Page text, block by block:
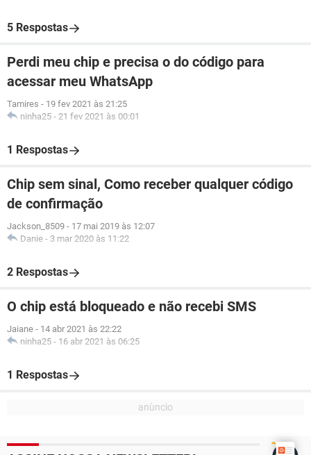
5 Respostas
Perdi meu chip e precisa o do código para
acessar meu WhatsApp
Tamires - 19 fev 2021 às 21:25
ninha25 - 21 fev 2021 às 00:01
1 Respostas
Chip sem sinal, Como receber qualquer código
de confirmação
Jackson_8509 - 17 mai 2019 às 12:07
Danie - 3 mar 2020 às 11:22
2 Respostas
O chip está bloqueado e não recebi SMS
Jaiane - 14 abr 2021 às 22:22
ninha25 - 16 abr 2021 às 06:25
1 Respostas